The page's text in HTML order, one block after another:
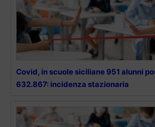
Covid, in scuole siciliane 951 alunni
632.867: incidenza stazionaria